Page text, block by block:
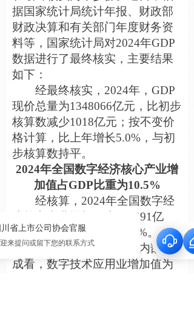
据国家统计局统计年报、财政部
财政决算和有关部门年度财务资
料等，国家统计局对2024年GDP
数据进行了最终核实，主要结果
如下：
经最终核实，2024年，GDP
现价总量为1348066亿元，比初步
核算数减少1018亿元；按不变价
格计算，比上年增长5.0%，与初
步核算数持平。
2024年全国数字经济核心产业增
加值占GDP比重为10.5%
经核算，2024年全国数字经
济核心产业增加值为140891亿
元，占GDP的比重为10.5%。
从数字经济核心产业内部构
成看，数字技术应用业增加值为